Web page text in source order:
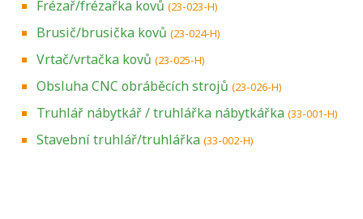
Frézař/frézařka kovů (23-023-H)
Brusič/brusička kovů (23-024-H)
Vrtač/vrtačka kovů (23-025-H)
Obsluha CNC obráběcích strojů (23-026-H)
Truhlář nábytkář / truhlářka nábytkářka (33-001-H)
Stavební truhlář/truhlářka (33-002-H)
Projděte si seznam profesních kvalifikací.